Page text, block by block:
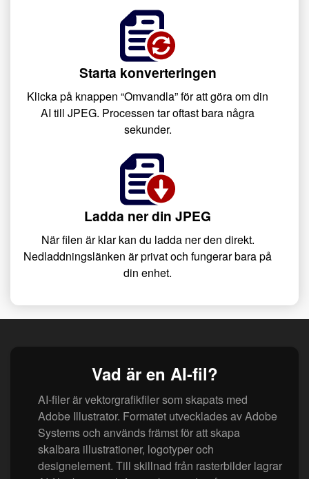
Starta konverteringen
Klicka på knappen “Omvandla” för att göra om din
AI till JPEG. Processen tar oftast bara några
sekunder.
Ladda ner din JPEG
När filen är klar kan du ladda ner den direkt.
Nedladdningslänken är privat och fungerar bara på
din enhet.
Vad är en AI-fil?
AI-filer är vektorgrafikfiler som skapats med
Adobe Illustrator. Formatet utvecklades av Adobe
Systems och används främst för att skapa
skalbara illustrationer, logotyper och
designelement. Till skillnad från rasterbilder lagrar